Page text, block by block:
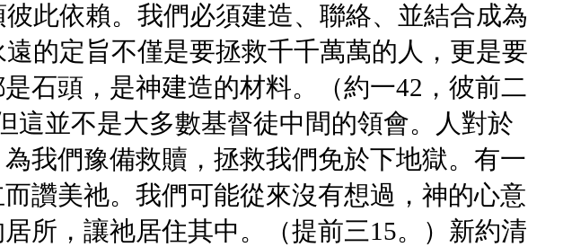
此依賴。我們必須建造、聯絡、並結合成為
的定旨不僅是要拯救千千萬萬的人，更是要
石頭，是神建造的材料。（約一42，彼前二
這並不是大多數基督徒中間的領會。人對於
我們豫備救贖，拯救我們免於下地獄。有一
讚美祂。我們可能從來沒有想過，神的心意
所，讓祂居住其中。（提前三15。）新約清